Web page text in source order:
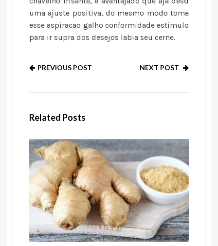
uma ajuste positiva, do mesmo modo tome
esse aspiracao galho conformidade estimulo
para ir supra dos desejos labia seu cerne.
PREVIOUS POST NEXT POST
Related Posts